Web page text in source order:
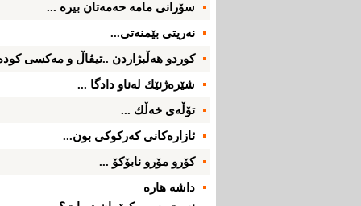
سۆرانی‌ مامه‌ حه‌مه‌تان بیره‌ ...
نه‌ریتی‌ بێمنه‌تی‌...
كوردو هه‌ڵبژاردن ..تیڤاڵ و مه‌كسی‌
شێره‌ژنێك له‌ناو دادگا ...
تۆڵه‌ی‌ خه‌ڵك ...
ئازاره‌كانی‌ كه‌ركوكی‌ بون...
كۆرو مۆرو نابۆكۆ ...
داشه‌ هاره‌